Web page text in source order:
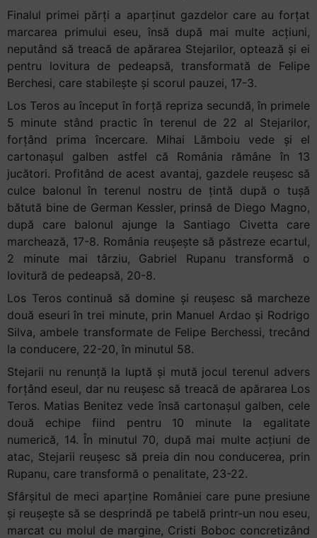
Finalul primei părți a aparținut gazdelor care au forțat
marcarea primului eseu, însă după mai multe acțiuni,
neputând să treacă de apărarea Stejarilor, optează și ei
pentru lovitura de pedeapsă, transformată de Felipe
Berchesi, care stabilește și scorul pauzei, 17-3.
Los Teros au început în forță repriza secundă, în primele
5 minute stând practic în terenul de 22 al Stejarilor,
forțând prima încercare. Mihai Lămboiu vede și el
cartonașul galben astfel că România rămâne în 13
jucători. Profitând de acest avantaj, gazdele reușesc să
culce balonul în terenul nostru de țintă după o tușă
bătută bine de German Kessler, prinsă de Diego Magno,
după care balonul ajunge la Santiago Civetta care
marchează, 17-8. România reușește să păstreze ecartul,
2 minute mai târziu, Gabriel Rupanu transformă o
lovitură de pedeapsă, 20-8.
Los Teros continuă să domine și reușesc să marcheze
două eseuri în trei minute, prin Manuel Ardao și Rodrigo
Silva, ambele transformate de Felipe Berchessi, trecând
la conducere, 22-20, în minutul 58.
Stejarii nu renunță la luptă și mută jocul terenul advers
forțând eseul, dar nu reușesc să treacă de apărarea Los
Teros. Matias Benitez vede însă cartonașul galben, cele
două echipe fiind pentru 10 minute la egalitate
numerică, 14. În minutul 70, după mai multe acțiuni de
atac, Stejarii reușesc să preia din nou conducerea, prin
Rupanu, care transformă o penalitate, 23-22.
Sfârșitul de meci aparține României care pune presiune
și reușește să se desprindă pe tabelă printr-un nou eseu,
marcat cu molul de margine, Cristi Boboc concretizând